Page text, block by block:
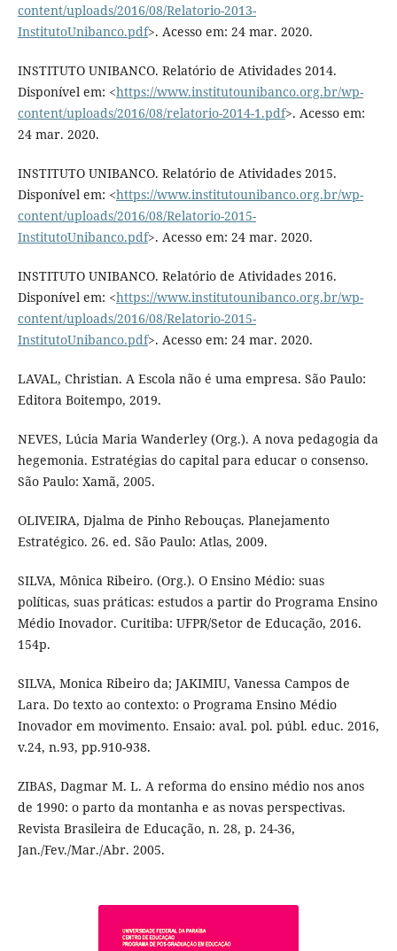
content/uploads/2016/08/Relatorio-2013-
InstitutoUnibanco.pdf>. Acesso em: 24 mar. 2020.
INSTITUTO UNIBANCO. Relatório de Atividades 2014.
Disponível em: <https://www.institutounibanco.org.br/wp-
content/uploads/2016/08/relatorio-2014-1.pdf>. Acesso em:
24 mar. 2020.
INSTITUTO UNIBANCO. Relatório de Atividades 2015.
Disponível em: <https://www.institutounibanco.org.br/wp-
content/uploads/2016/08/Relatorio-2015-
InstitutoUnibanco.pdf>. Acesso em: 24 mar. 2020.
INSTITUTO UNIBANCO. Relatório de Atividades 2016.
Disponível em: <https://www.institutounibanco.org.br/wp-
content/uploads/2016/08/Relatorio-2015-
InstitutoUnibanco.pdf>. Acesso em: 24 mar. 2020.
LAVAL, Christian. A Escola não é uma empresa. São Paulo:
Editora Boitempo, 2019.
NEVES, Lúcia Maria Wanderley (Org.). A nova pedagogia da
hegemonia. Estratégias do capital para educar o consenso.
São Paulo: Xamã, 2005.
OLIVEIRA, Djalma de Pinho Rebouças. Planejamento
Estratégico. 26. ed. São Paulo: Atlas, 2009.
SILVA, Mônica Ribeiro. (Org.). O Ensino Médio: suas
políticas, suas práticas: estudos a partir do Programa Ensino
Médio Inovador. Curitiba: UFPR/Setor de Educação, 2016.
154p.
SILVA, Monica Ribeiro da; JAKIMIU, Vanessa Campos de
Lara. Do texto ao contexto: o Programa Ensino Médio
Inovador em movimento. Ensaio: aval. pol. públ. educ. 2016,
v.24, n.93, pp.910-938.
ZIBAS, Dagmar M. L. A reforma do ensino médio nos anos
de 1990: o parto da montanha e as novas perspectivas.
Revista Brasileira de Educação, n. 28, p. 24-36,
Jan./Fev./Mar./Abr. 2005.